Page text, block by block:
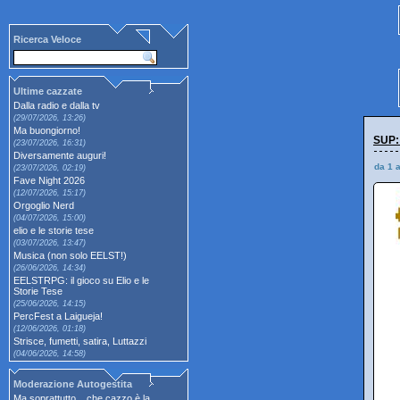
Ricerca Veloce
Ultime cazzate
Dalla radio e dalla tv
(29/07/2026, 13:26)
Ma buongiorno!
(23/07/2026, 16:31)
Diversamente auguri!
(23/07/2026, 02:19)
Fave Night 2026
(12/07/2026, 15:17)
Orgoglio Nerd
(04/07/2026, 15:00)
elio e le storie tese
(03/07/2026, 13:47)
Musica (non solo EELST!)
(26/06/2026, 14:34)
EELSTRPG: il gioco su Elio e le
Storie Tese
(25/06/2026, 14:15)
PercFest a Laigueja!
(12/06/2026, 01:18)
Strisce, fumetti, satira, Luttazzi
(04/06/2026, 14:58)
Moderazione Autogestita
da 1